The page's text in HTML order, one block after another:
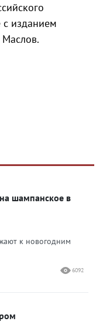
изданием
шампанское в
к новогодним
6092